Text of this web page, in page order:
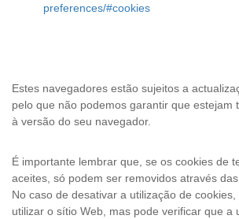
preferences/#cookies
Estes navegadores estão sujeitos a
pelo que não podemos garantir que estejam
à versão do seu navegador.
É importante lembrar que, se os cookies de
aceites, só podem ser removidos através
No caso de desativar a utilização de
utilizar o sítio Web, mas pode verificar que a